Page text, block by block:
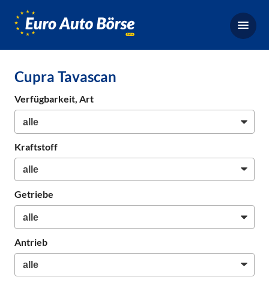
Börse,
Neuwagen
Cupra Tavascan
Verfügbarkeit, Art
Kraftstoff
Getriebe
Antrieb